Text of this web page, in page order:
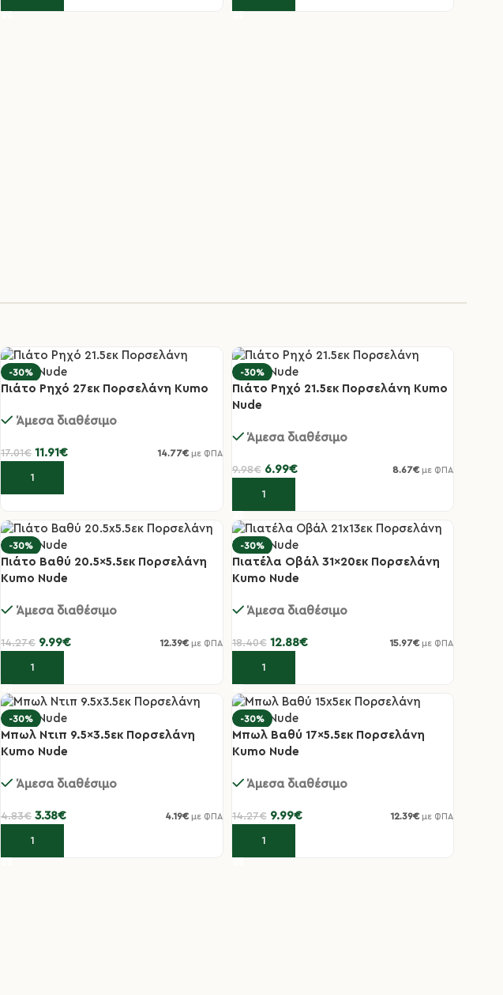
-30%
Πιάτο Ρηχό 27εκ Πορσελάνη Kumo
Άμεσα διαθέσιμο
17.01€ 11.91 € 14.77€ με ΦΠΑ
Προσθήκη στο καλάθι
-30%
Πιάτο Ρηχό 21.5εκ Πορσελάνη Kumo
Nude
Άμεσα διαθέσιμο
9.98€ 6.99€ 8.67€ με ΦΠΑ
Προσθήκη στο καλάθι
-30%
Πιάτο Βαθύ 20.5×5.5εκ Πορσελάνη
Kumo Nude
Άμεσα διαθέσιμο
14.27€ 9.99€ 12.39€ με ΦΠΑ
Προσθήκη στο καλάθι
-30%
Πιατέλα Οβάλ 31×20εκ Πορσελάνη
Kumo Nude
Άμεσα διαθέσιμο
18.40€ 12.88€ 15.97€ με ΦΠΑ
Προσθήκη στο καλάθι
-30%
Μπωλ Ντιπ 9.5×3.5εκ Πορσελάνη
Kumo Nude
Άμεσα διαθέσιμο
4.83€ 3.38€ 4.19€ με ΦΠΑ
Προσθήκη στο καλάθι
-30%
Μπωλ Βαθύ 17×5.5εκ Πορσελάνη
Kumo Nude
Άμεσα διαθέσιμο
14.27€ 9.99€ 12.39€ με ΦΠΑ
Προσθήκη στο καλάθι